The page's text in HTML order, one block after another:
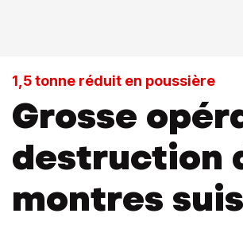
1,5 tonne réduit en poussière
Grosse
destruction
montres